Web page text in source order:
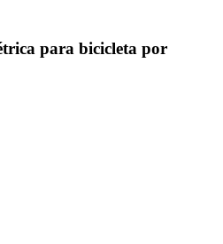
para bicicleta por